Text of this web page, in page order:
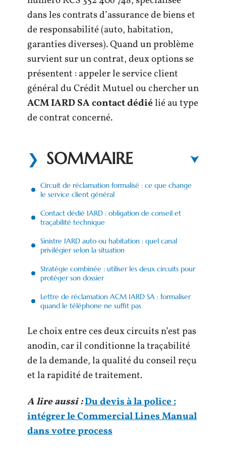
dans les contrats d’assurance de biens et
de responsabilité (auto, habitation,
garanties diverses). Quand un problème
survient sur un contrat, deux options se
présentent : appeler le service client
général du Crédit Mutuel ou chercher un
ACM IARD SA contact dédiélié au type
de contrat concerné.
SOMMAIRE
Circuit de réclamation formalisé : ce que change
le service client général
Contact dédié IARD : obligation de conseil et
traçabilité technique
Sinistre IARD auto ou habitation : quel canal
privilégier selon la situation
Stratégie combinée : utiliser les deux circuits pour
protéger son dossier
Lettre de réclamation ACM IARD SA : formaliser
quand le téléphone ne suffit pas
Le choix entre ces deux circuits n’est pas
anodin, car il conditionne la traçabilité
de la demande, la qualité du conseil reçu
et la rapidité de traitement.
A lire aussi :Du devis à la police :
intégrer le Commercial Lines Manual
dans votre process